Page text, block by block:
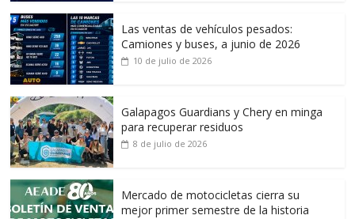
Las ventas de vehículos pesados:
Camiones y buses, a junio de 2026
10 de julio de 2026
Galapagos Guardians y Chery en minga
para recuperar residuos
8 de julio de 2026
Mercado de motocicletas cierra su
mejor primer semestre de la historia